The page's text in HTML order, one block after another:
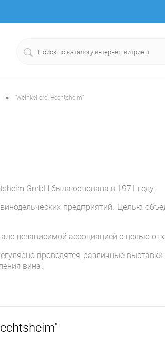
• "Weinkellerei Hechtsheim"
GmbH была основана в 1971 году.
предприятий. Целью
независимой ассоциацией с целью
проводятся различные
вина.